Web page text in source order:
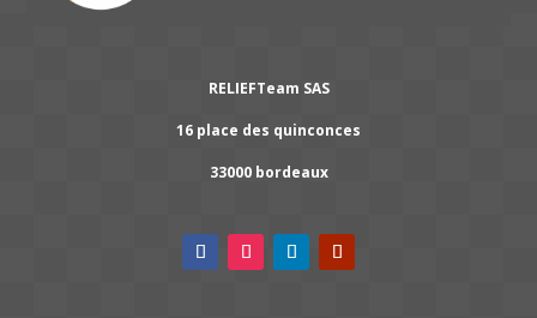
RELIEFTeam SAS
16 place des quinconces
33000 bordeaux